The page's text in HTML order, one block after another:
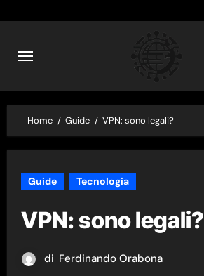
content
Home Guide VPN: sono legali?
Guide Tecnologia
VPN: sono legali?
di Ferdinando Orabona